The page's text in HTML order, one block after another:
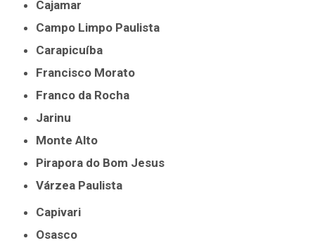
Cajamar
Campo Limpo Paulista
Carapicuíba
Francisco Morato
Franco da Rocha
Jarinu
Monte Alto
Pirapora do Bom Jesus
Várzea Paulista
Capivari
Osasco